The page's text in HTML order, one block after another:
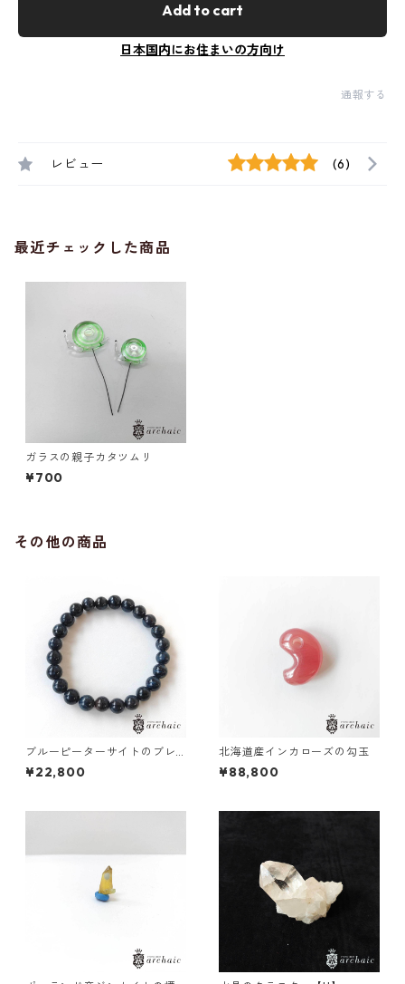
Add to cart
日本国内にお住まいの方向け
通報する
レビュー (6)
最近チェックした商品
ガラスの親子カタツムリ
¥700
その他の商品
ブルーピーターサイトのブレ
スレット(8mm)
¥22,800
北海道産インカローズの勾玉
¥88,800